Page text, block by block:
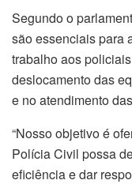
Segundo o
são essenciais para
trabalho aos
deslocamento das
e no atendimento
“Nosso objetivo é
Polícia Civil possa
eficiência e dar